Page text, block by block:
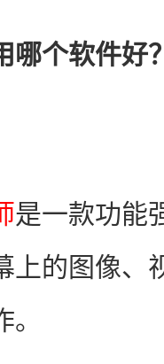
哪个软件好
是一款功能
上的图像、